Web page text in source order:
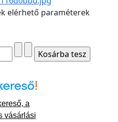
elérhető paraméterek
a
vásárlási